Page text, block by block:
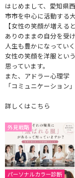
はじめまして、愛知県
市市を中心に活動する
【女性の笑顔が増える
ありのままの自分を受
人生も豊かになってい
女性の笑顔を洋服とい
思っています。
また、アドラー心理学
「コミュニケーション
詳しくはこちら
外見戦略
パーソナルカラー診断